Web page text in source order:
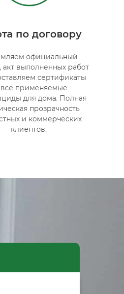
по договору
официальный
акт выполненных работ
сертификаты
все применяемые
для дома. Полная
прозрачность
и коммерческих
клиентов.